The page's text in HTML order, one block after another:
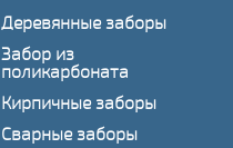
Деревянные заборы
Забор из
поликарбоната
Кирпичные заборы
Сварные заборы